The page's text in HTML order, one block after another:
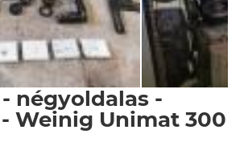
négyoldalas -
Weinig Unimat 300